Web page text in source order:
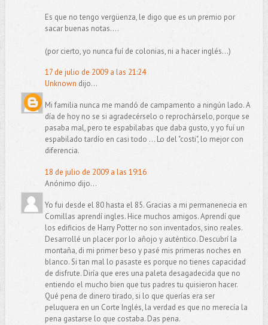
Es que no tengo vergüenza, le digo que es un premio por
sacar buenas notas....
(por cierto, yo nunca fuí de colonias, ni a hacer inglés...)
17 de julio de 2009 a las 21:24
Unknown dijo...
Mi familia nunca me mandó de campamento a ningún lado. A
día de hoy no se si agradecérselo o reprochárselo, porque se
pasaba mal, pero te espabilabas que daba gusto, y yo fuí un
espabilado tardío en casi todo ... Lo del "costi", lo mejor con
diferencia.
18 de julio de 2009 a las 19:16
Anónimo dijo...
Yo fui desde el 80 hasta el 85. Gracias a mi permanenecia en
Comillas aprendí ingles. Hice muchos amigos. Aprendí que
los edificios de Harry Potter no son inventados, sino reales.
Desarrollé un placer por lo añojo y auténtico. Descubrí la
montaña, di mi primer beso y pasé mis primeras noches en
blanco. Si tan mal lo pasaste es porque no tienes capacidad
de disfrute. Diría que eres una paleta desagadecida que no
entiendo el mucho bien que tus padres tu quisieron hacer.
Qué pena de dinero tirado, si lo que querías era ser
peluquera en un Corte Inglés, la verdad es que no merecía la
pena gastarse lo que costaba. Das pena.